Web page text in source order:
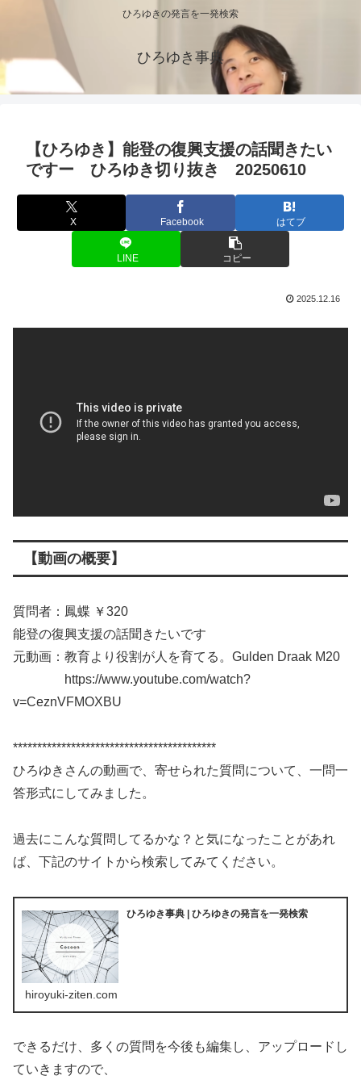
ひろゆきの発言を一発検索
ひろゆき事典
【ひろゆき】能登の復興支援の話聞きたい
ですー ひろゆき切り抜き 20250610
X Facebook はてブ
LINE コピー
2025.12.16
【動画の概要】
質問者：鳳蝶 ￥320
能登の復興支援の話聞きたいです
元動画：教育より役割が人を育てる。Gulden Draak M20
https://www.youtube.com/watch?
v=CeznVFMOXBU
******************************************
ひろゆきさんの動画で、寄せられた質問について、一問一
答形式にしてみました。
過去にこんな質問してるかな？と気になったことがあれ
ば、下記のサイトから検索してみてください。
ひろゆき事典 | ひろゆきの発言を一発検索
hiroyuki-ziten.com
できるだけ、多くの質問を今後も編集し、アップロードし
ていきますので、